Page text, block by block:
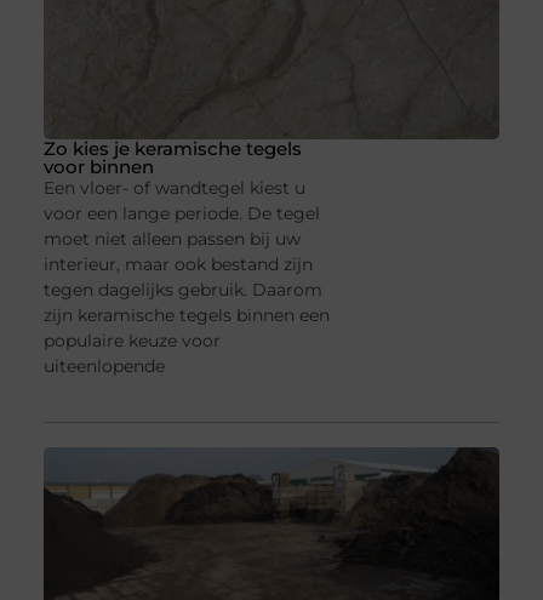
Zo kies je keramische tegels
voor binnen
Een vloer- of wandtegel kiest u
voor een lange periode. De tegel
moet niet alleen passen bij uw
interieur, maar ook bestand zijn
tegen dagelijks gebruik. Daarom
zijn keramische tegels binnen een
populaire keuze voor
uiteenlopende